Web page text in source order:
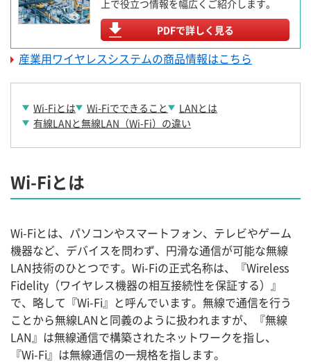
上で役立つ情報を幅広くご紹介します。
PDFで詳しく見る
産業用ワイヤレスシステムの商品情報はこちら
Wi-Fiとは Wi-Fiでできること
LANとは
有線LANと無線LAN（Wi-Fi）の違い
Wi-Fiとは
Wi-Fiとは、パソコンやスマートフォン、テレビやゲーム
機器など、デバイスを問わず、円滑な通信が可能な無線
LAN技術のひとつです。Wi-Fiの正式名称は、『Wireless
Fidelity（ワイヤレス機器の相互接続性を保証する）』
で、略して『Wi-Fi』と呼んでいます。無線で通信を行う
ことから無線LANと同義のように扱われますが、『無線
LAN』は無線通信で構築されたネットワークを指し、
『Wi-Fi』は無線通信の一規格を指します。